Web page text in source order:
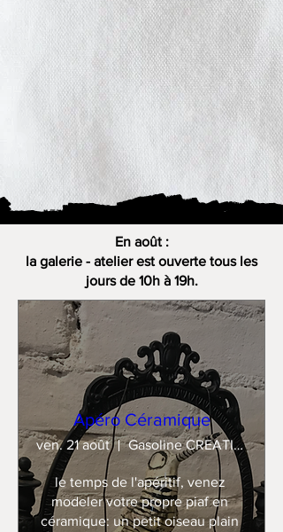
En août :
la galerie - atelier est ouverte tous les
jours de 10h à 19h.
Apéro Céramique
ven. 21 août Gasoline CREATION
le temps de l'apéritif, venez
modeler votre propre piaf en
céramique: un petit oiseau plain